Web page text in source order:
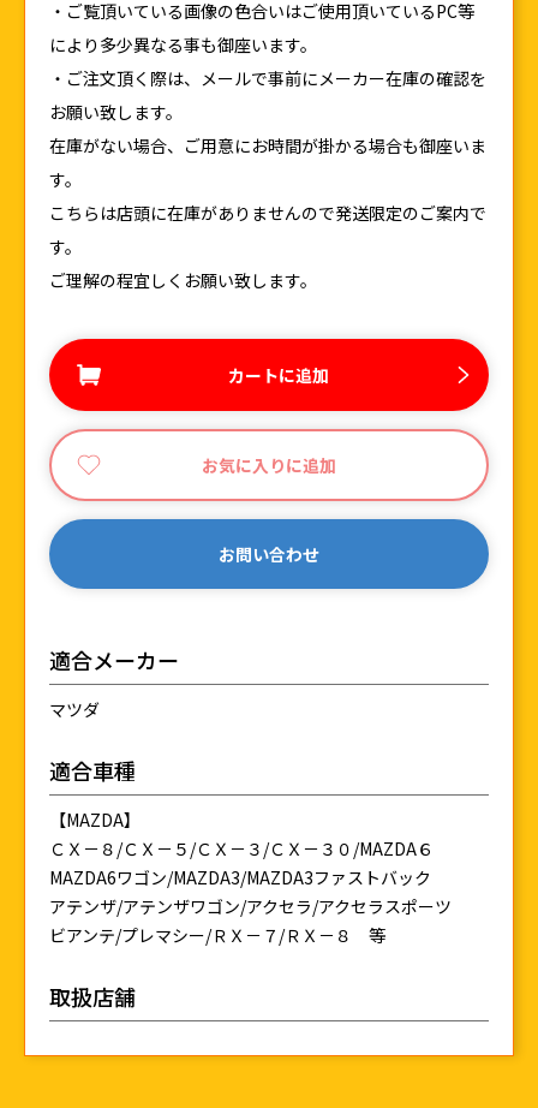
・ご覧頂いている画像の色合いはご使用頂いているPC等
により多少異なる事も御座います。
・ご注文頂く際は、メールで事前にメーカー在庫の確認を
お願い致します。
在庫がない場合、ご用意にお時間が掛かる場合も御座いま
す。
こちらは店頭に在庫がありませんので発送限定のご案内で
す。
ご理解の程宜しくお願い致します。
カートに追加
お気に入りに追加
お問い合わせ
適合メーカー
マツダ
適合車種
【MAZDA】
ＣＸ－８/ＣＸ－５/ＣＸ－３/ＣＸ－３０/MAZDA６
MAZDA6ワゴン/MAZDA3/MAZDA3ファストバック
アテンザ/アテンザワゴン/アクセラ/アクセラスポーツ
ビアンテ/プレマシー/ＲＸ－７/ＲＸ－８ 等
取扱店舗